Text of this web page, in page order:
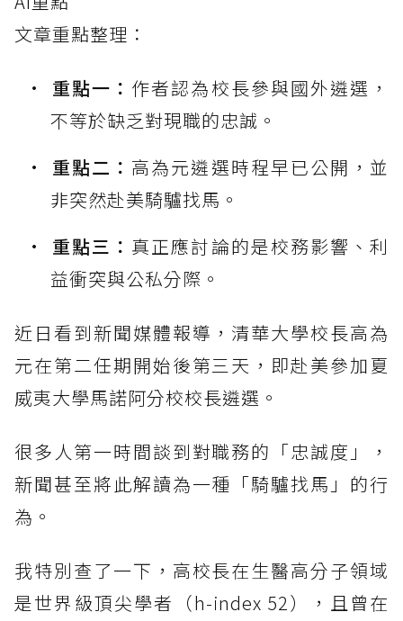
文章重點整理：
重點一： 作者認為校長參與國外遴選，
不等於缺乏對現職的忠誠。
重點二： 高為元遴選時程早已公開，並
非突然赴美騎驢找馬。
重點三： 真正應討論的是校務影響、利
益衝突與公私分際。
近日看到新聞媒體報導，清華大學校長高為
元在第二任期開始後第三天，即赴美參加夏
威夷大學馬諾阿分校校長遴選。
很多人第一時間談到對職務的「忠誠度」，
新聞甚至將此解讀為一種「騎驢找馬」的行
為。
我特別查了一下，高校長在生醫高分子領域
是世界級頂尖學者（h-index 52），且曾在